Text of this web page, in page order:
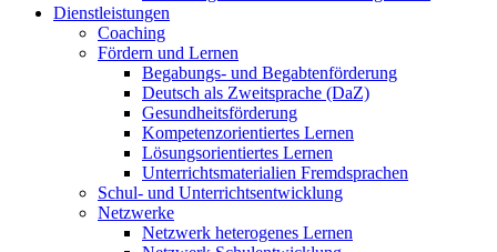
Dienstleistungen
Coaching
Fördern und Lernen
Begabungs- und Begabtenförderung
Deutsch als Zweitsprache (DaZ)
Gesundheitsförderung
Kompetenzorientiertes Lernen
Lösungsorientiertes Lernen
Unterrichtsmaterialien Fremdsprachen
Schul- und Unterrichtsentwicklung
Netzwerke
Netzwerk heterogenes Lernen